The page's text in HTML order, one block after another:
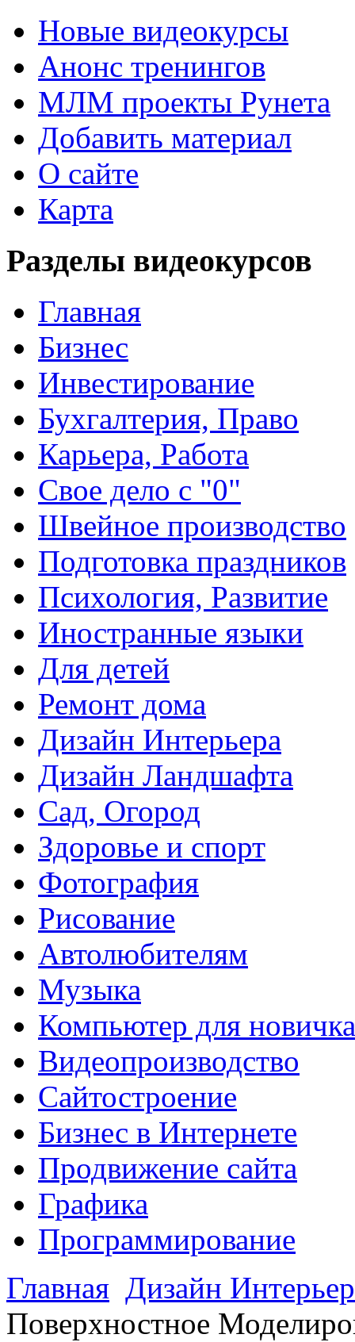
Новые видеокурсы
Анонс тренингов
МЛМ проекты Рунета
Добавить материал
О сайте
Карта
Разделы видеокурсов
Главная
Бизнес
Инвестирование
Бухгалтерия, Право
Карьера, Работа
Свое дело с "0"
Швейное производство
Подготовка праздников
Психология, Развитие
Иностранные языки
Для детей
Ремонт дома
Дизайн Интерьера
Дизайн Ландшафта
Сад, Огород
Здоровье и спорт
Фотография
Рисование
Автолюбителям
Музыка
Компьютер для новичка
Видеопроизводство
Сайтостроение
Бизнес в Интернете
Продвижение сайта
Графика
Программирование
Главная Дизайн
Поверхностное